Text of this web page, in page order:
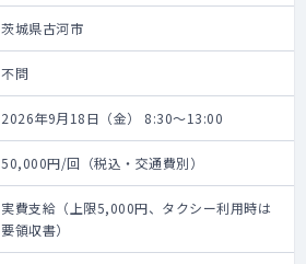
茨城県古河市
不問
2026年9月18日（金） 8:30～13:00
50,000円/回（税込・交通費別）
実費支給（上限5,000円、タクシー利用時は
要領収書）